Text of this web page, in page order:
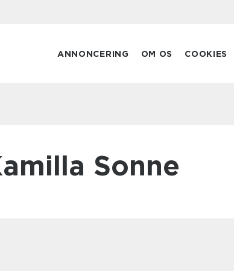
ANNONCERING OM OS COOKIES
Kamilla Sonne